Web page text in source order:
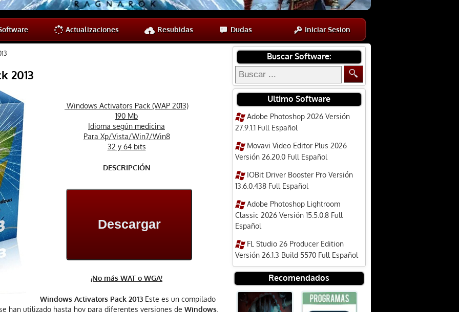
Actualizaciones Resubidas Dudas Iniciar Sesion
2013
Windows Activators Pack (WAP 2013)
190 Mb
Idioma según medicina
Para Xp/Vista/Win7/Win8
32 y 64 bits
DESCRIPCIÓN
Descargar
¡No más WAT o WGA!
Windows Activators Pack 2013 Este es un compilado
han utilizado hasta hoy para diferentes versiones de Windows.
Buscar Software:
Ultimo Software
Adobe Photoshop 2026 Versión
27.9.1.1 Full Español
Movavi Video Editor Plus 2026
Versión 26.20.0 Full Español
IOBit Driver Booster Pro Versión
13.6.0.438 Full Español
Adobe Photoshop Lightroom
Classic 2026 Versión 15.5.0.8 Full
Español
FL Studio 26 Producer Edition
Versión 26.1.3 Build 5570 Full Español
Recomendados